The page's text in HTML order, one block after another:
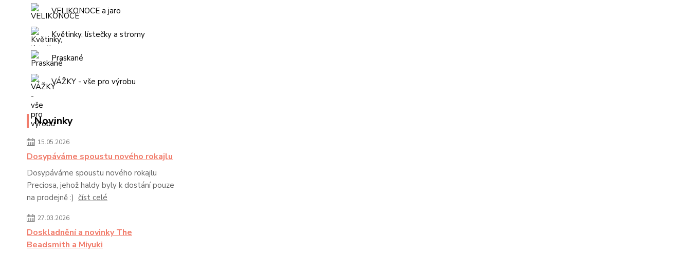
VELIKONOCE a jaro
Květinky, lístečky a stromy
Praskané
VÁŽKY - vše pro výrobu
Novinky
15.05.2026
Dosypáváme spoustu nového rokajlu
Dosypáváme spoustu nového rokajlu
Preciosa, jehož haldy byly k dostání pouze
na prodejně :) číst celé
27.03.2026
Doskladnění a novinky The
Beadsmith a Miyuki